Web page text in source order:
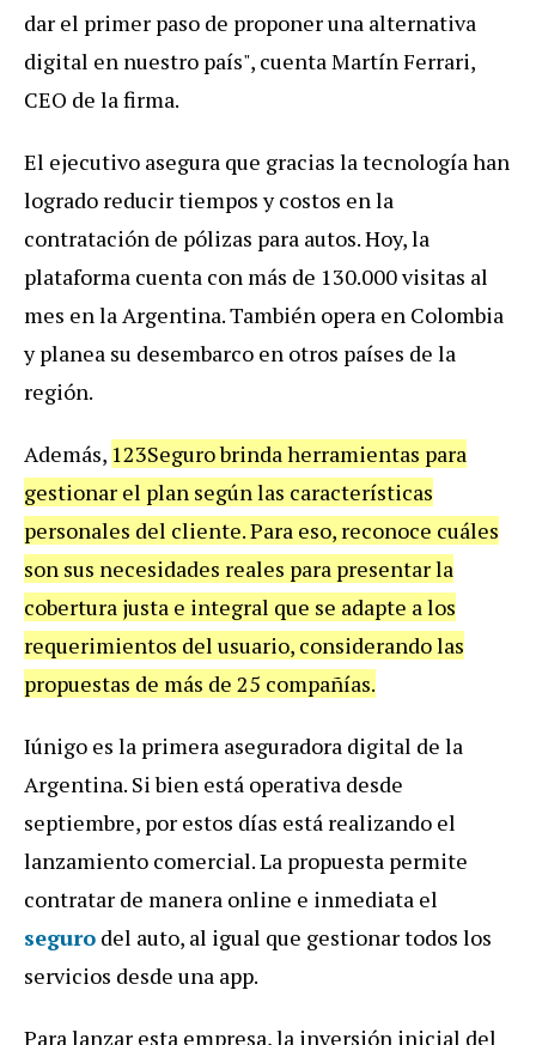
dar el primer paso de proponer una alternativa
digital en nuestro país", cuenta Martín Ferrari,
CEO de la firma.
El ejecutivo asegura que gracias la tecnología han
logrado reducir tiempos y costos en la
contratación de pólizas para autos. Hoy, la
plataforma cuenta con más de 130.000 visitas al
mes en la Argentina. También opera en Colombia
y planea su desembarco en otros países de la
región.
Además, 123Seguro brinda herramientas para
gestionar el plan según las características
personales del cliente. Para eso, reconoce cuáles
son sus necesidades reales para presentar la
cobertura justa e integral que se adapte a los
requerimientos del usuario, considerando las
propuestas de más de 25 compañías.
Iúnigo es la primera aseguradora digital de la
Argentina. Si bien está operativa desde
septiembre, por estos días está realizando el
lanzamiento comercial. La propuesta permite
contratar de manera online e inmediata el
seguro del auto, al igual que gestionar todos los
servicios desde una app.
Para lanzar esta empresa, la inversión inicial del